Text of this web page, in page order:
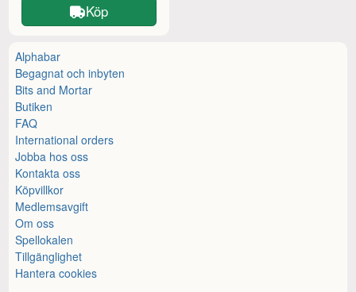
Köp
Alphabar
Begagnat och inbyten
Bits and Mortar
Butiken
FAQ
International orders
Jobba hos oss
Kontakta oss
Köpvillkor
Medlemsavgift
Om oss
Spellokalen
Tillgänglighet
Hantera cookies